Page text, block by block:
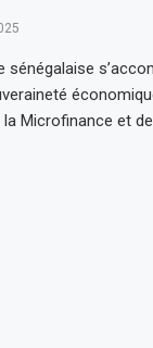
Microfinance et